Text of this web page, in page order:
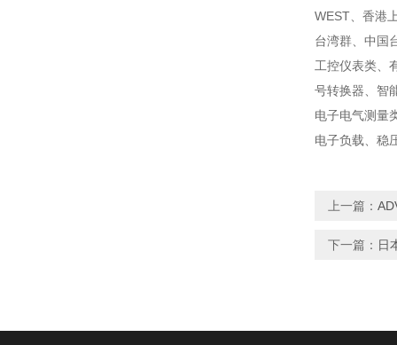
WEST、香港
台湾群、中国
工控仪表类、
号转换器、智
电子电气测量
电子负载、稳
上一篇：
下一篇： 日